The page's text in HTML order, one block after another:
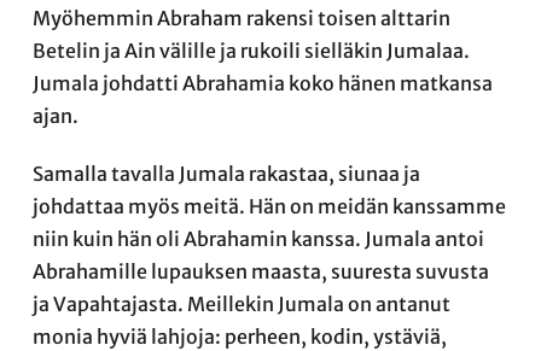
Myöhemmin Abraham rakensi toisen alttarin
Betelin ja Ain välille ja rukoili sielläkin Jumalaa.
Jumala johdatti Abrahamia koko hänen matkansa
ajan.
Samalla tavalla Jumala rakastaa, siunaa ja
johdattaa myös meitä. Hän on meidän kanssamme
niin kuin hän oli Abrahamin kanssa. Jumala antoi
Abrahamille lupauksen maasta, suuresta suvusta
ja Vapahtajasta. Meillekin Jumala on antanut
monia hyviä lahjoja: perheen, kodin, ystäviä,